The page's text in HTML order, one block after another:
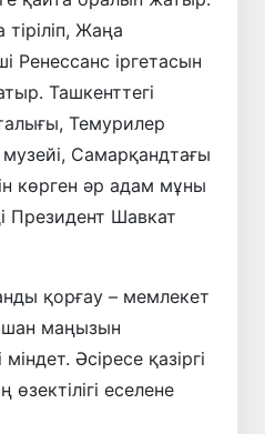
Жаңа
Ренессанс іргетасын
Ташкенттегі
Темурилер
Самарқандтағы
көрген әр адам мұны
Президент Шавкат
қорғау – мемлекет
маңызын
Әсіресе қазіргі
еселене